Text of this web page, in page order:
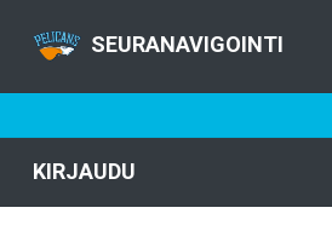
SEURANAVIGOINTI
KIRJAUDU